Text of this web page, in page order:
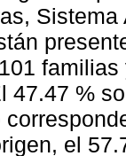
47.47 %
el